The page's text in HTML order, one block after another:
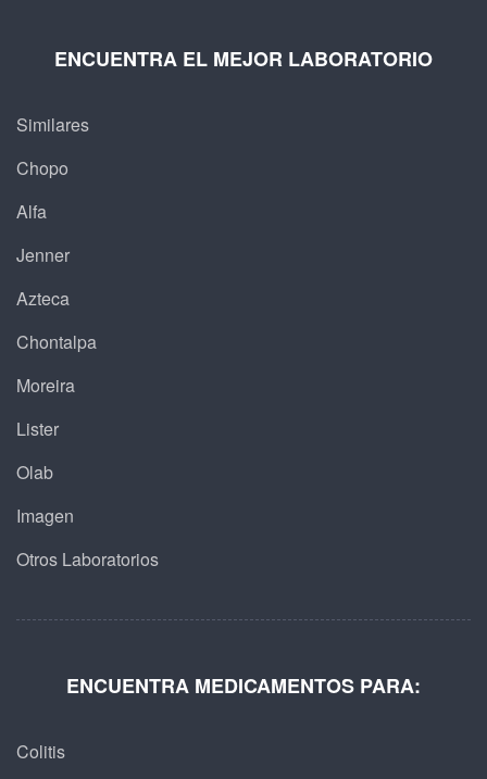
ENCUENTRA EL MEJOR LABORATORIO
Similares
Chopo
Alfa
Jenner
Azteca
Chontalpa
Moreira
Lister
Olab
Imagen
Otros Laboratorios
ENCUENTRA MEDICAMENTOS PARA:
Colitis